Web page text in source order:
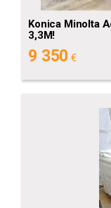
Konica Minolta
3,3М!
9 350 €